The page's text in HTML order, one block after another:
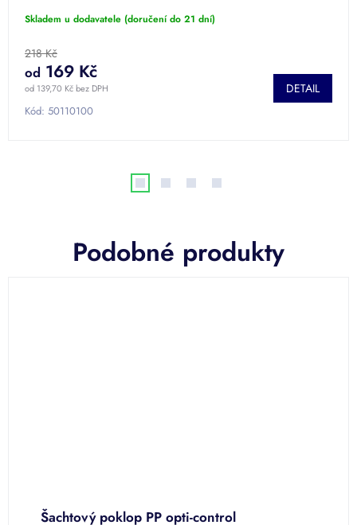
Skladem u dodavatele (doručení do 21 dní)
218 Kč
od 139,70 Kč bez DPH
od 169 Kč
DETAIL
Kód: 50110100
Podobné produkty
Šachtový poklop PP opti-control